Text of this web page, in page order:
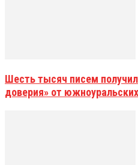
Шесть тысяч писем
доверия» от